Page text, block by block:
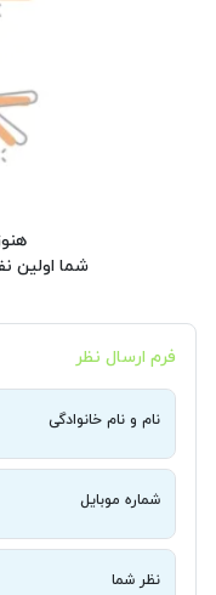
شما اولین
فرم ارسال نظر
نام و نام خانوادگی
شماره موبایل
نظر شما